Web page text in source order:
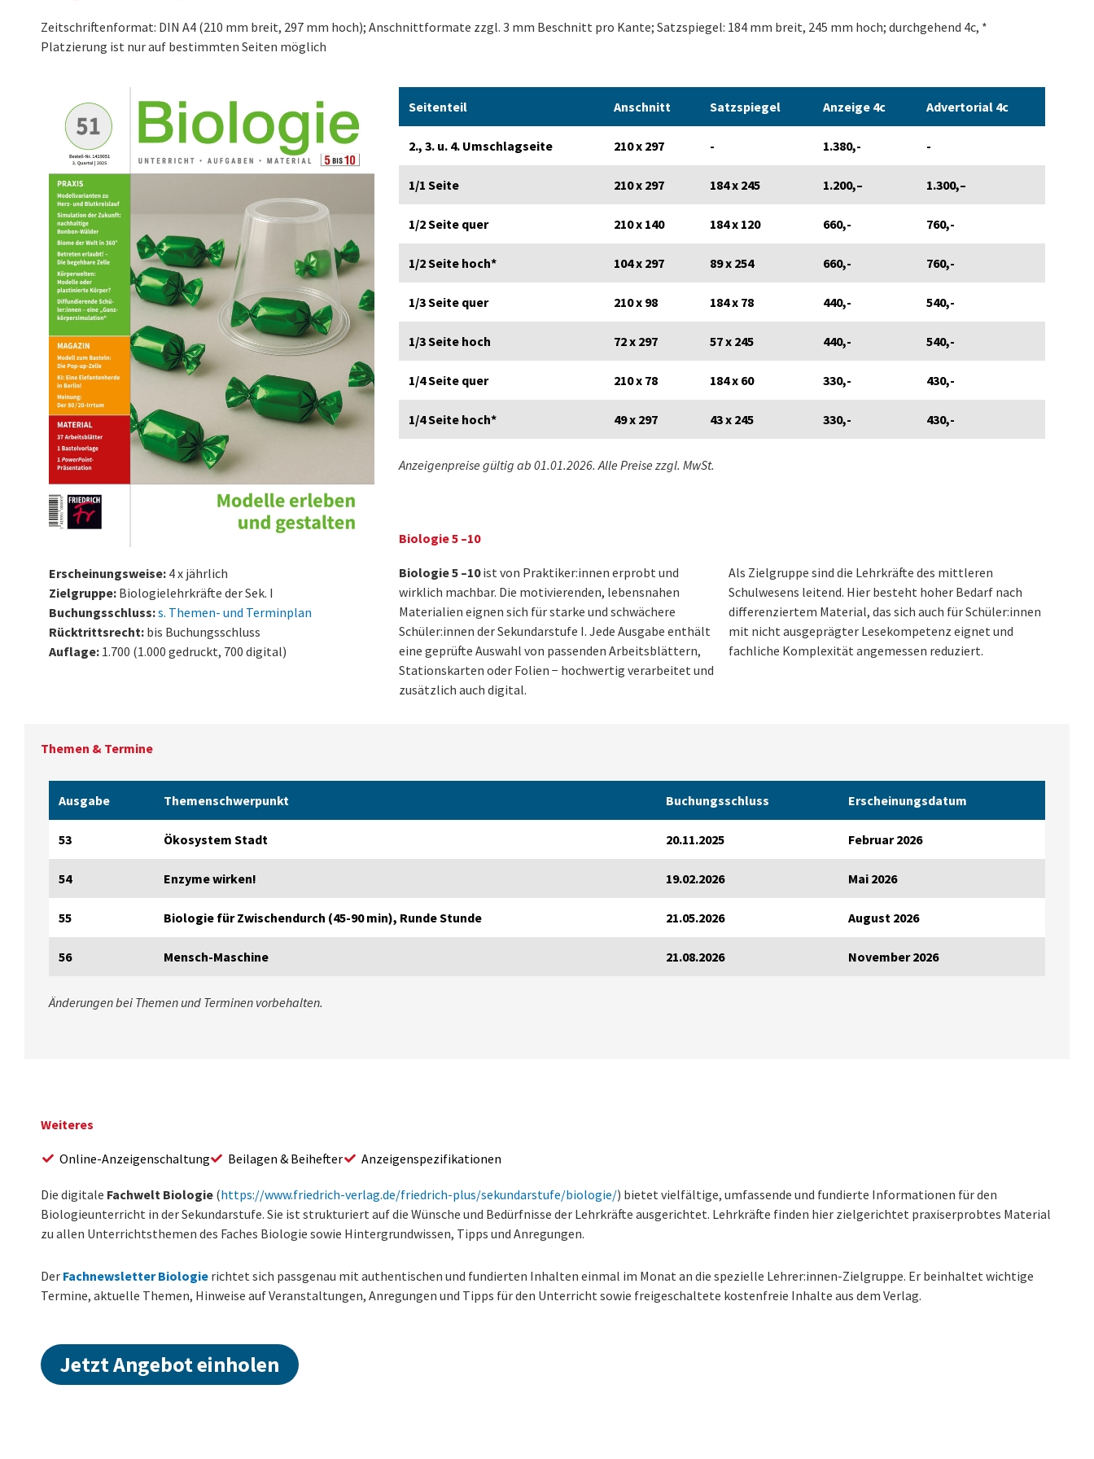
Zeitschriftenformat: DIN A4 (210 mm breit, 297 mm hoch); Anschnittformate zzgl. 3 mm Beschnitt pro Kante; Satzspiegel: 184 mm breit, 245 mm hoch; durchgehend 4c, *
Platzierung ist nur auf bestimmten Seiten möglich
Erscheinungsweise: 4 x jährlich
Zielgruppe: Biologielehrkräfte der Sek. I
Buchungsschluss:s. Themen- und Terminplan
Rücktrittsrecht: bis Buchungsschluss
Auflage: 1.700 (1.000 gedruckt, 700 digital)
Seiten­teil An­schnitt Satz­spiegel Anzeige 4c Advertorial 4c
2., 3. u. 4. Umschlag­seite 210 x 297 - 1.380,- -
1/1 Seite 210 x 297 184 x 245 1.200,– 1.300,–
1/2 Seite quer 210 x 140 184 x 120 660,- 760,-
1/2 Seite hoch* 104 x 297 89 x 254 660,- 760,-
1/3 Seite quer 210 x 98 184 x 78 440,- 540,-
1/3 Seite hoch 72 x 297 57 x 245 440,- 540,-
1/4 Seite quer 210 x 78 184 x 60 330,- 430,-
1/4 Seite hoch* 49 x 297 43 x 245 330,- 430,-
Anzeigenpreise gültig ab 01.01.2026. Alle Preise zzgl. MwSt.
Biologie 5 –10
Biologie 5 –10ist von Praktiker:innen erprobt und
wirklich machbar. Die motivierenden, lebensnahen
Materialien eignen sich für starke und schwächere
Schüler:innen der Sekundarstufe I. Jede Ausgabe enthält
eine geprüfte Auswahl von passenden Arbeitsblättern,
Stationskarten oder Folien − hochwertig verarbeitet und
zusätzlich auch digital.
Als Zielgruppe sind die Lehrkräfte des mittleren
Schulwesens leitend. Hier besteht hoher Bedarf nach
differenziertem Material, das sich auch für Schüler:innen
mit nicht ausgeprägter Lesekompetenz eignet und
fachliche Komplexität angemessen reduziert.
Themen & Termine
Ausgabe Themen­schwerpunkt Buchungsschluss Erscheinungs­datum
53 Ökosystem Stadt 20.11.2025 Februar 2026
54 Enzyme wirken! 19.02.2026 Mai 2026
55 Biologie für Zwischendurch (45-90 min), Runde Stunde 21.05.2026 August 2026
56 Mensch-Maschine 21.08.2026 November 2026
Änderungen bei Themen und Terminen vorbehalten.
Weiteres
Online-Anzeigenschaltung Beilagen & Beihefter Anzeigenspezifikationen
Die digitale Fachwelt Biologie (https://www.friedrich-verlag.de/friedrich-plus/sekundarstufe/biologie/) bietet vielfältige, umfassende und fundierte Informationen für den
Biologieunterricht in der Sekundarstufe. Sie ist strukturiert auf die Wünsche und Bedürfnisse der Lehrkräfte ausgerichtet. Lehrkräfte finden hier zielgerichtet praxiserprobtes Material
zu allen Unterrichtsthemen des Faches Biologie sowie Hintergrundwissen, Tipps und Anregungen.
Der Fachnewsletter Biologie richtet sich passgenau mit authentischen und fundierten Inhalten einmal im Monat an die spezielle Lehrer:innen-Zielgruppe. Er beinhaltet wichtige
Termine, aktuelle Themen, Hinweise auf Veranstaltungen, Anregungen und Tipps für den Unterricht sowie freigeschaltete kostenfreie Inhalte aus dem Verlag.
Jetzt Angebot einholen